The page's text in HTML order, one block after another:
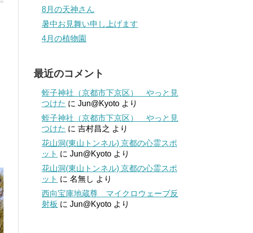
8月の天神さん
暑中お見舞い申し上げます
4月の植物園
最近のコメント
蛭子神社（京都市下京区） やっと見
つけた に Jun@Kyoto より
蛭子神社（京都市下京区） やっと見
つけた に 吉村昌之 より
花山洞(東山トンネル) 京都の心霊スポ
ット に Jun@Kyoto より
花山洞(東山トンネル) 京都の心霊スポ
ット に 名無し より
西向宝庫地蔵尊 マイクロウェーブ反
射板 に Jun@Kyoto より